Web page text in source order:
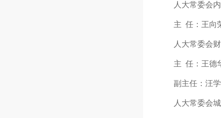
人大常委会内
主 任：王向荣
人大常委会财
主 任：王德华
副主任：汪学
人大常委会城